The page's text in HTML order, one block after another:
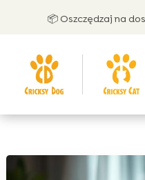
📦 Oszczędzaj na